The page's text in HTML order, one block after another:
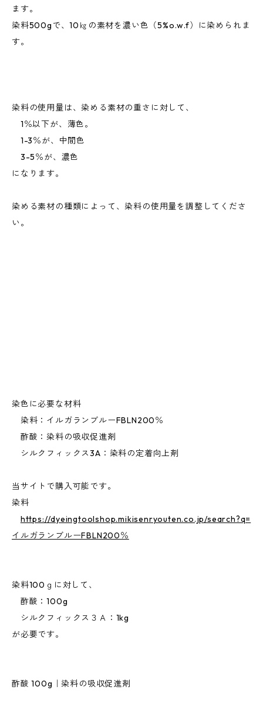
ます。
染料500gで、10㎏の素材を濃い色（5%o.w.f）に染められま
す。
染料の使用量は、染める素材の重さに対して、
1％以下が、薄色。
1-3％が、中間色
3-5％が、濃色
になります。
染める素材の種類によって、染料の使用量を調整してくださ
い。
染色に必要な材料
染料：イルガランブルーFBLN200％
酢酸：染料の吸収促進剤
シルクフィックス3A：染料の定着向上剤
当サイトで購入可能です。
染料
https://dyeingtoolshop.mikisenryouten.co.jp/search?q=
イルガランブルーFBLN200％
染料100ｇに対して、
酢酸：100g
シルクフィックス３Ａ：1kg
が必要です。
酢酸 100g｜染料の吸収促進剤